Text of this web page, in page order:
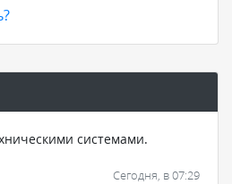
системами.
Сегодня, в 07:29